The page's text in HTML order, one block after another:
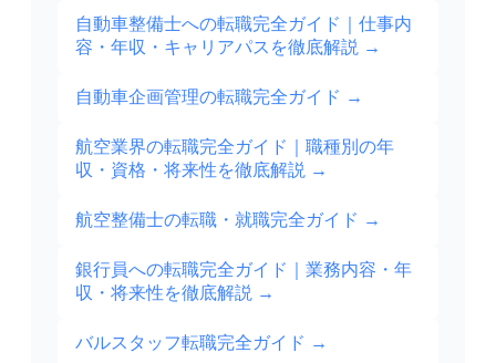
自動車整備士への転職完全ガイド｜仕事内
容・年収・キャリアパスを徹底解説 →
自動車企画管理の転職完全ガイド →
航空業界の転職完全ガイド｜職種別の年
収・資格・将来性を徹底解説 →
航空整備士の転職・就職完全ガイド →
銀行員への転職完全ガイド｜業務内容・年
収・将来性を徹底解説 →
バルスタッフ転職完全ガイド →